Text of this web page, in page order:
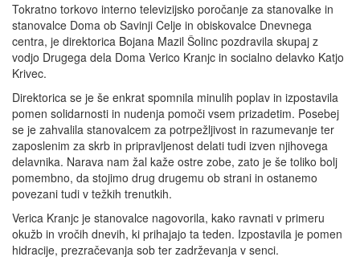
Tokratno torkovo interno televizijsko poročanje za stanovalke in
stanovalce Doma ob Savinji Celje in obiskovalce Dnevnega
centra, je direktorica Bojana Mazil Šolinc pozdravila skupaj z
vodjo Drugega dela Doma Verico Kranjc in socialno delavko Katjo
Krivec.
Direktorica se je še enkrat spomnila minulih poplav in izpostavila
pomen solidarnosti in nudenja pomoči vsem prizadetim. Posebej
se je zahvalila stanovalcem za potrpežljivost in razumevanje ter
zaposlenim za skrb in pripravljenost delati tudi izven njihovega
delavnika. Narava nam žal kaže ostre zobe, zato je še toliko bolj
pomembno, da stojimo drug drugemu ob strani in ostanemo
povezani tudi v težkih trenutkih.
Verica Kranjc je stanovalce nagovorila, kako ravnati v primeru
okužb in vročih dnevih, ki prihajajo ta teden. Izpostavila je pomen
hidracije, prezračevanja sob ter zadrževanja v senci.